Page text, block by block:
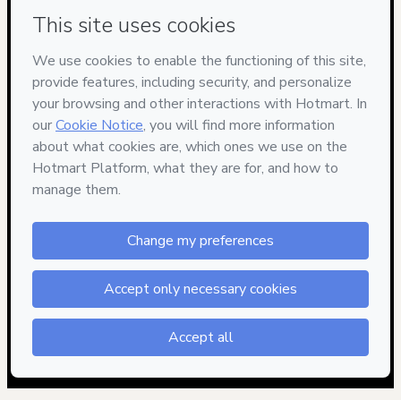
If you need to submit a request to our support team, please
provide the code below:
CKTID-U101203879W0uj92nzx1-1786037687406-8096
Was your information autofill in? Click here to learn more
By clicking 'Buy Now' I declare that I (i) understand that
COMUNIQUEand has no responsibility for the content
and/or control over it; (ii) agree to Hotmart’s
age or authorized and accompanied by a legal guardian.
Learn more about your purchasehere.
Hotmart ©2026- All rights reserved
2026-08-06T17:34:49.717Z REF.